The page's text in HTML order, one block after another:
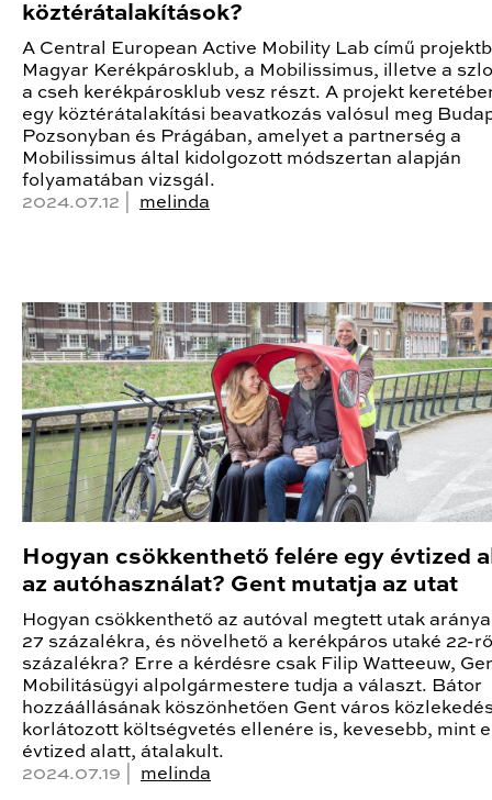
köztérátalakítások?
A Central European Active Mobility Lab című
Magyar Kerékpárosklub, a Mobilissimus, illetve a
a cseh kerékpárosklub vesz részt. A projekt
egy köztérátalakítási beavatkozás valósul meg
Pozsonyban és Prágában, amelyet a partnerség a
Mobilissimus által kidolgozott módszertan alapján
folyamatában vizsgál.
2024.07.12 | melinda
Hogyan csökkenthető felére egy évtized
az autóhasználat? Gent mutatja az utat
Hogyan csökkenthető az autóval megtett utak
27 százalékra, és növelhető a kerékpáros utaké 22-
százalékra? Erre a kérdésre csak Filip Watteeuw,
Mobilitásügyi alpolgármestere tudja a választ. Bátor
hozzáállásának köszönhetően Gent város
korlátozott költségvetés ellenére is, kevesebb, mint
évtized alatt, átalakult.
2024.07.19 | melinda